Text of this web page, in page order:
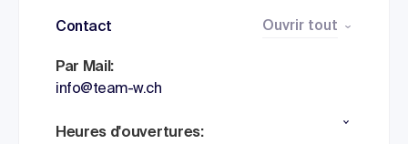
Contact Ouvrir tout
Par Mail:
info@team-w.ch
Heures d'ouvertures: